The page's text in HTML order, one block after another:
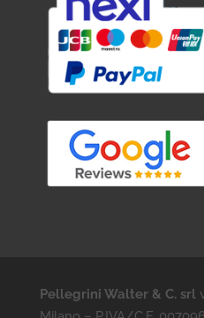
Pellegrini Walter & C. srl